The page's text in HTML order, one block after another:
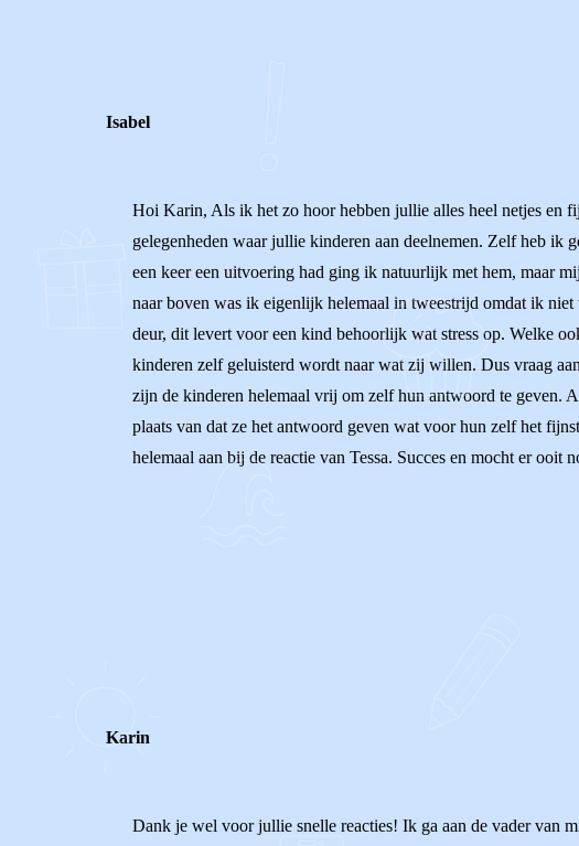
Isabel
Hoi Karin, Als ik het zo hoor hebben jullie alles heel netjes en
gelegenheden waar jullie kinderen aan deelnemen. Zelf heb ik
een keer een uitvoering had ging ik natuurlijk met hem, maar
naar boven was ik eigenlijk helemaal in tweestrijd omdat ik
deur, dit levert voor een kind behoorlijk wat stress op. Welke
kinderen zelf geluisterd wordt naar wat zij willen. Dus vraag
zijn de kinderen helemaal vrij om zelf hun antwoord te geven.
plaats van dat ze het antwoord geven wat voor hun zelf het
helemaal aan bij de reactie van Tessa. Succes en mocht er ooit
Karin
Dank je wel voor jullie snelle reacties! Ik ga aan de vader van